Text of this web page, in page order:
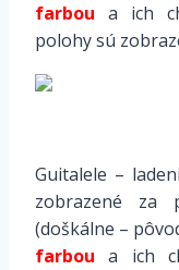
farbou a ich
polohy sú
Guitalele –
zobrazené za
(doškálne –
farbou a ich